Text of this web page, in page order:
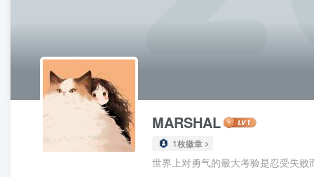
MARSHAL
1枚徽章
世界上对勇气的最大考验是忍受失败